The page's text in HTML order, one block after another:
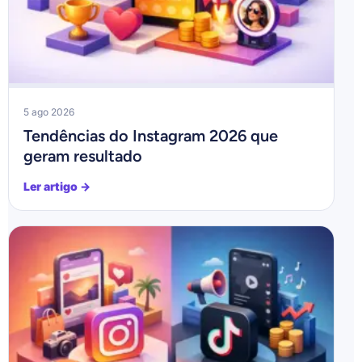
5 ago 2026
Tendências do Instagram 2026 que
geram resultado
Ler artigo →